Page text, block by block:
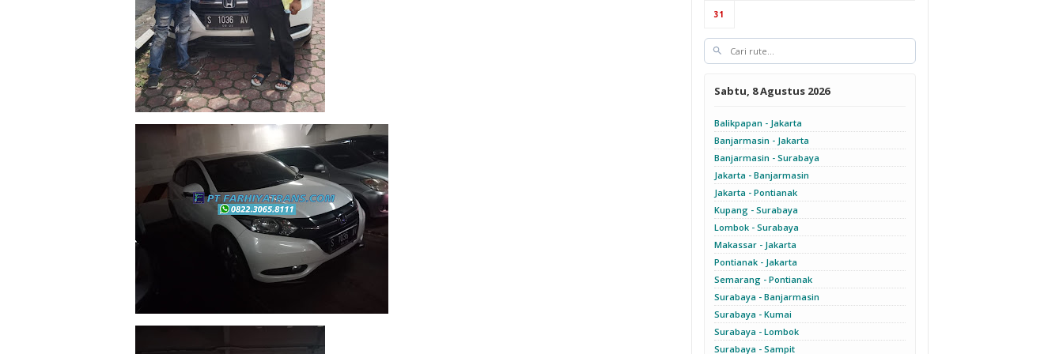
31
Sabtu, 8 Agustus 2026
Balikpapan - Jakarta
Banjarmasin - Jakarta
Banjarmasin - Surabaya
Jakarta - Banjarmasin
Jakarta - Pontianak
Kupang - Surabaya
Lombok - Surabaya
Makassar - Jakarta
Pontianak - Jakarta
Semarang - Pontianak
Surabaya - Banjarmasin
Surabaya - Kumai
Surabaya - Lombok
Surabaya - Sampit